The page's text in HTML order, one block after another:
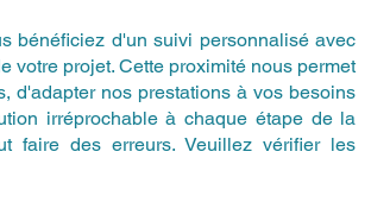
bénéficiez d'un suivi personnalisé avec
votre projet. Cette proximité nous permet
d'adapter nos prestations à vos besoins
irréprochable à chaque étape de la
faire des erreurs. Veuillez vérifier les